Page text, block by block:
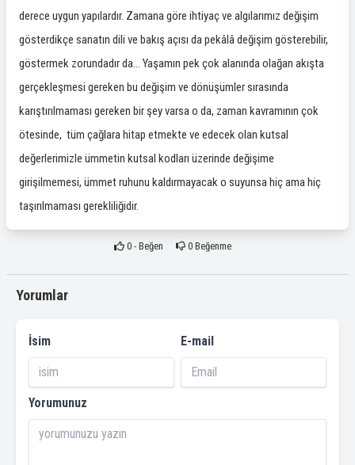
derece uygun yapılardır. Zamana göre ihtiyaç ve algılarımız değişim
gösterdikçe sanatın dili ve bakış açısı da pekâlâ değişim gösterebilir,
göstermek zorundadır da… Yaşamın pek çok alanında olağan akışta
gerçekleşmesi gereken bu değişim ve dönüşümler sırasında
karıştırılmaması gereken bir şey varsa o da, zaman kavramının çok
ötesinde, tüm çağlara hitap etmekte ve edecek olan kutsal
değerlerimizle ümmetin kutsal kodları üzerinde değişime
girişilmemesi, ümmet ruhunu kaldırmayacak o suyunsa hiç ama hiç
taşırılmaması gerekliliğidir.
0- Beğen 0 Beğenme
Yorumlar
İsim E-mail
Yorumunuz